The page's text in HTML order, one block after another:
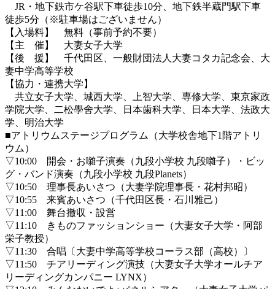
JR・地下鉄市ケ谷駅下車徒歩10分、地下鉄半蔵門駅下車
徒歩5分（※駐車場はございません）
【入場料】 無料（事前予約不要）
【主 催】 大妻女子大学
【後 援】 千代田区、一般財団法人大妻コタカ記念会、大
妻中学高等学校
【協力・連携大学】
共立女子大学、城西大学、上智大学、専修大学、東京家政
学院大学、二松學舍大学、日本歯科大学、日本大学、法政大
学、明治大学
■アトリウムステージプログラム（大学校舎地下1階アトリ
ウム）
▽10:00 開会・お囃子演奏（九段小学校 九段囃子）・ビッ
グ・バンド演奏（九段小学校 九段Planets）
▽10:50 理事長あいさつ（大妻学院理事長・花村邦昭）
▽10:55 来賓あいさつ（千代田区長・石川雅己）
▽11:00 舞台撤収・設営
▽11:10 きものファッションショー（大妻女子大学・阿部
栄子教授）
▽11:30 合唱〔大妻中学高等学校コーラス部（高校）〕
▽11:50 チアリーディング演技（大妻女子大学オールチア
リーディングカンパニー LYNX）